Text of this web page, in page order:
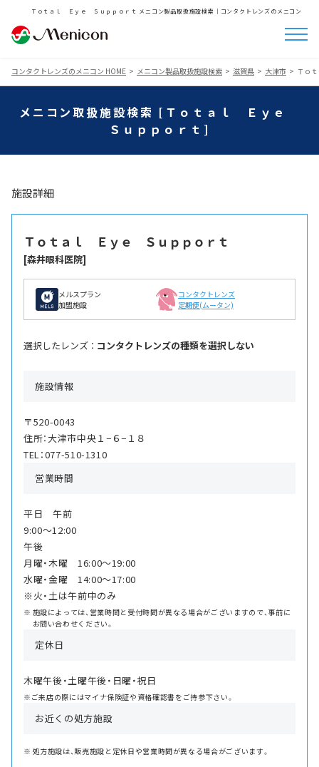
Ｔｏｔａｌ Ｅｙｅ Ｓｕｐｐｏｒｔ メニコン製品取扱施設検索│コンタクトレンズのメニコン
コンタクトレンズのメニコン HOME メニコン製品取扱施設検索 滋賀県 大津市 Ｔｏ
メニコン取扱施設検索 [Ｔｏｔａｌ Ｅｙｅ
Ｓｕｐｐｏｒｔ]
施設詳細
Ｔｏｔａｌ Ｅｙｅ Ｓｕｐｐｏｒｔ
[森井眼科医院]
メルスプラン
加盟施設
コンタクトレンズ
定期便(ムータン)
選択したレンズ ： コンタクトレンズの種類を選択しない
施設情報
〒520-0043
住所：大津市中央１−６−１８
TEL：077-510-1310
営業時間
平日 午前
9:00〜12:00
午後
月曜・木曜 16:00〜19:00
水曜・金曜 14:00〜17:00
※火・土は午前中のみ
施設によっては、営業時間と受付時間が異なる場合がございますので、事前に
お問い合わせください。
定休日
木曜午後・土曜午後・日曜・祝日
※ご来店の際にはマイナ保険証や資格確認書をご持参下さい。
お近くの処方施設
処方施設は、販売施設と定休日や営業時間が異なる場合がございます。